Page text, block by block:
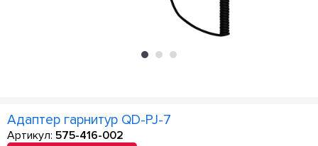
Адаптер гарнитур QD-PJ-7
Артикул: 575-416-002